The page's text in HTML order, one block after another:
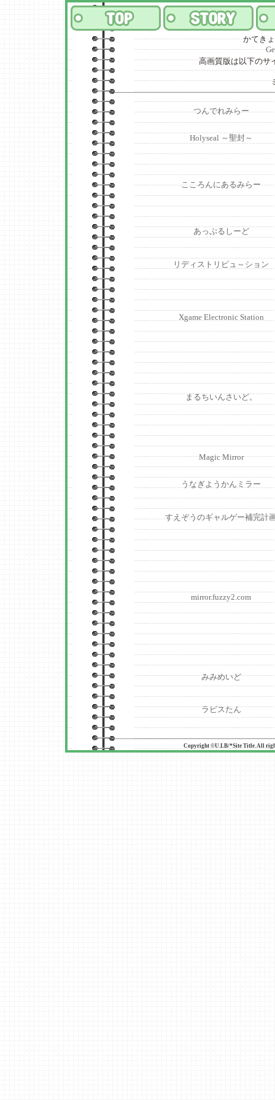
かてき
高画質版は以下のサ
つんでれみらー
Holyseal ～聖封～
こころんにあるみらー
あっぷるしーど
リディストリビュ～ション
Xgame Electronic Station
まるちいんさいど。
Magic Mirror
うなぎようかんミラー
すえぞうのギャルゲー補完計
mirror.fuzzy2.com
みみめいど
ラピスたん
Copyright ©U.LB/*Site Title. All